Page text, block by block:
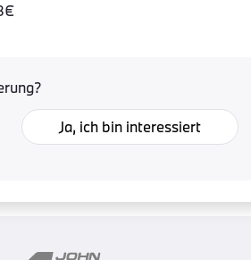
Ja, ich bin interessiert